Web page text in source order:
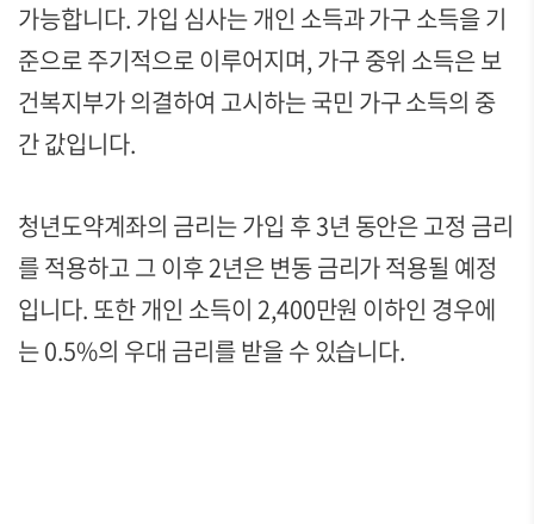
가능합니다. 가입 심사는 개인 소득과 가구 소득을 기
준으로 주기적으로 이루어지며, 가구 중위 소득은 보
건복지부가 의결하여 고시하는 국민 가구 소득의 중
간 값입니다.
청년도약계좌의 금리는 가입 후 3년 동안은 고정 금리
를 적용하고 그 이후 2년은 변동 금리가 적용될 예정
입니다. 또한 개인 소득이 2,400만원 이하인 경우에
는 0.5%의 우대 금리를 받을 수 있습니다.